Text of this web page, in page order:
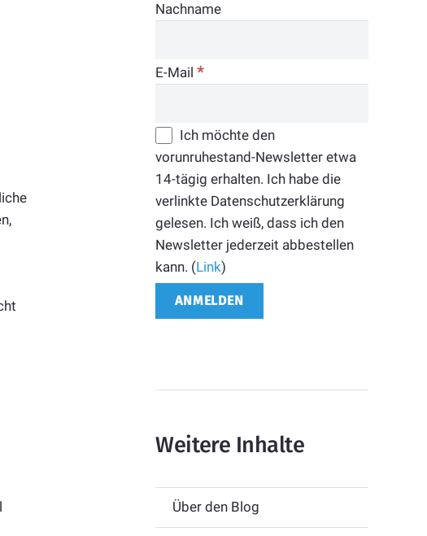
Nachname
E-Mail*
Ich möchte den
vorunruhestand-Newsletter etwa
14-tägig erhalten. Ich habe die
verlinkte Datenschutzerklärung
gelesen. Ich weiß, dass ich den
Newsletter jederzeit abbestellen
kann. (Link)
Weitere Inhalte
Über den Blog